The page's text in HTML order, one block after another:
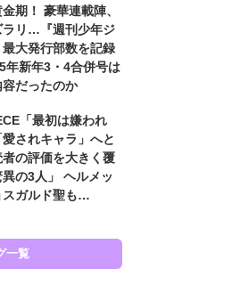
期！ 豪華連載陣、
ラリ…『週刊少年ジ
最大発行部数を記録
年新年3・4合併号は
容だったのか
「最初は嫌われ
されキャラ」へと
の評価を大きく覆
異の3人」 ヘルメッ
スガルド聖も…
一覧